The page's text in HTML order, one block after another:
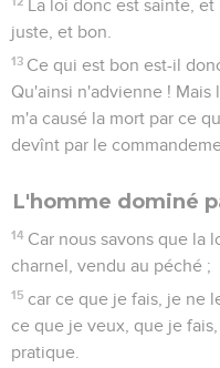
La loi donc est sainte,
juste, et bon.
13 Ce qui est bon est-il
Qu'ainsi n'advienne ! Mais
m'a causé la mort par ce
devînt par le
L'homme dominé
14 Car nous savons que la
charnel, vendu au péché ;
15 car ce que je fais, je ne
ce que je veux, que je
pratique.